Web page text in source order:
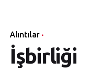
Alıntılar
İşbirliği